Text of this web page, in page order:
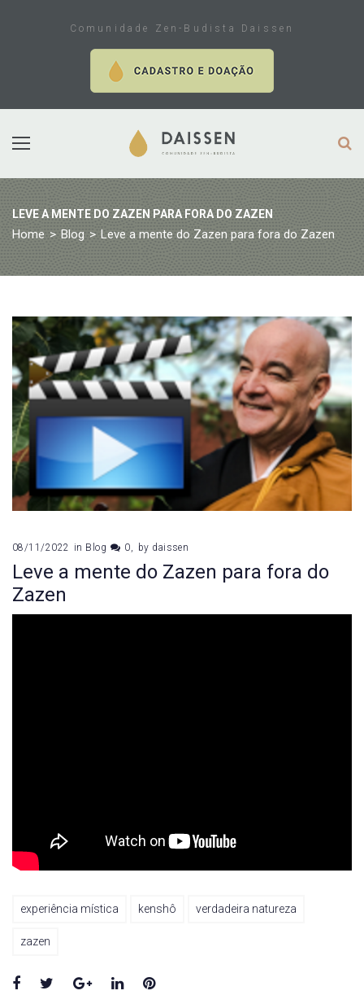
Comunidade Zen-Budista Daissen
LEVE A MENTE DO ZAZEN PARA FORA DO ZAZEN
Home > Blog > Leve a mente do Zazen para fora do Zazen
08/11/2022 in Blog 0 by daissen
Leve a mente do Zazen para fora do
Zazen
experiência mística kenshô verdadeira natureza
zazen
Facebook
TwitterGoogle+LinkedInPinterest